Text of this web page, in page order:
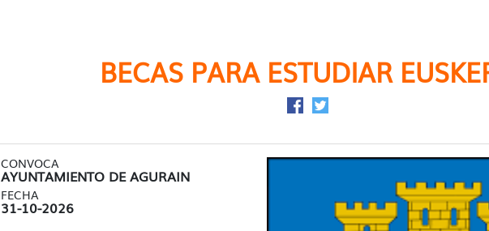
BECAS PARA ESTUDIAR
Compartir en Facebook
Compartir en Twitter
CONVOCA
AYUNTAMIENTO DE AGURAIN
FECHA
31-10-2026